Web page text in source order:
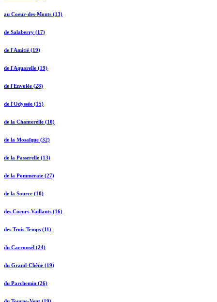
au Coeur-des-Monts (13)
de Salaberry (17)
de l'Amitié (19)
de l'Aquarelle (19)
de l'Envolée (28)
de l'Odyssée (15)
de la Chanterelle (10)
de la Mosaïque (32)
de la Passerelle (13)
de la Pommeraie (27)
de la Source (10)
des Coeurs-Vaillants (16)
des Trois-Temps (11)
du Carrousel (24)
du Grand-Chêne (19)
du Parchemin (26)